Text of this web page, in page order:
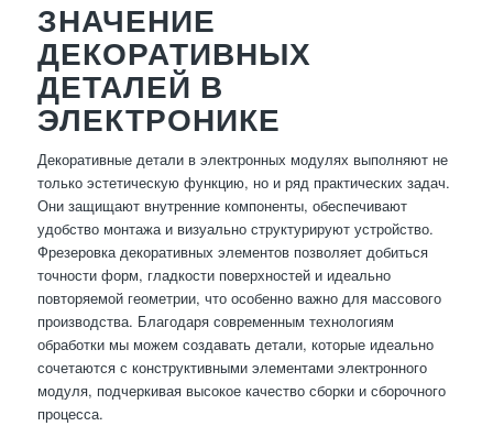
ЗНАЧЕНИЕ
ДЕКОРАТИВНЫХ
ДЕТАЛЕЙ В
ЭЛЕКТРОНИКЕ
Декоративные детали в электронных модулях выполняют не
только эстетическую функцию, но и ряд практических задач.
Они защищают внутренние компоненты, обеспечивают
удобство монтажа и визуально структурируют устройство.
Фрезеровка декоративных элементов позволяет добиться
точности форм, гладкости поверхностей и идеально
повторяемой геометрии, что особенно важно для массового
производства. Благодаря современным технологиям
обработки мы можем создавать детали, которые идеально
сочетаются с конструктивными элементами электронного
модуля, подчеркивая высокое качество сборки и сборочного
процесса.